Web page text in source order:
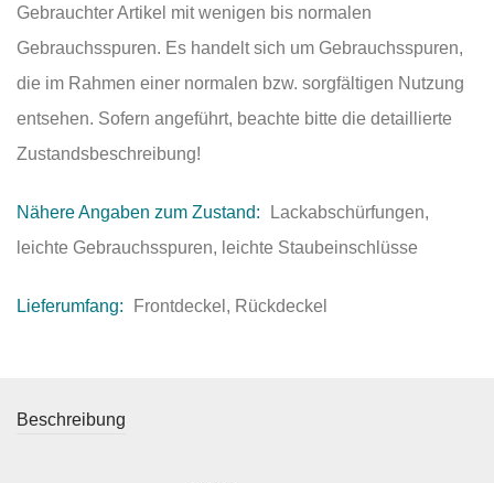
Gebrauchter Artikel mit wenigen bis normalen
Gebrauchsspuren. Es handelt sich um Gebrauchsspuren,
die im Rahmen einer normalen bzw. sorgfältigen Nutzung
entsehen. Sofern angeführt, beachte bitte die detaillierte
Zustandsbeschreibung!
Nähere Angaben zum Zustand:
Lackabschürfungen,
leichte Gebrauchsspuren, leichte Staubeinschlüsse
Lieferumfang: Frontdeckel, Rückdeckel
Beschreibung